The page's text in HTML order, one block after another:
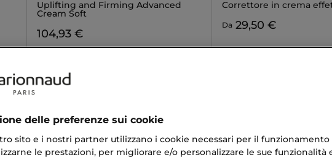
Uplifting and Firming Advanced
Cream Soft
104,93 €
Correttore in crema
Da 29,50 €
delle preferenze sui cookie
sito e i nostri partner utilizzano i cookie necessari per il
le prestazioni, per migliorare e/o personalizzare le sue